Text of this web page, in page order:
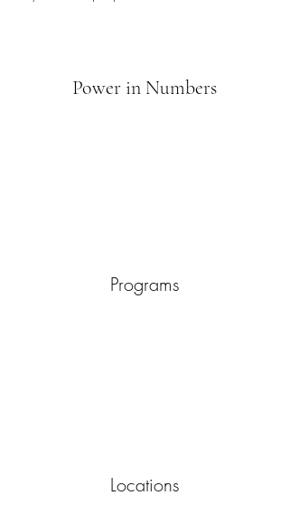
Power in Numbers
Programs
Locations